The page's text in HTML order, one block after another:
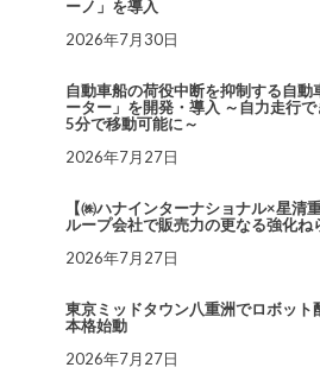
ーノ」を導入
2026年7月30日
自動車船の荷役中断を抑制する自動
ーター」を開発・導入 ～自力走行
5分で移動可能に～
2026年7月27日
【㈱ハナインターナショナル×星清
ループ会社で販売力の更なる強化ね
2026年7月27日
東京ミッドタウン八重洲でロボット
本格始動
2026年7月27日